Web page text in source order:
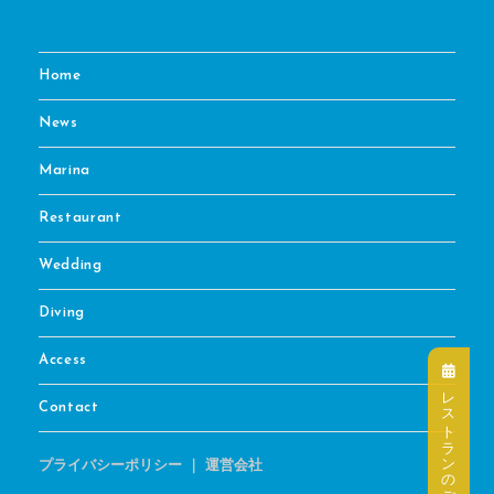
Home
News
Marina
Restaurant
Wedding
Diving
Access
Contact
プライバシーポリシー 運営会社